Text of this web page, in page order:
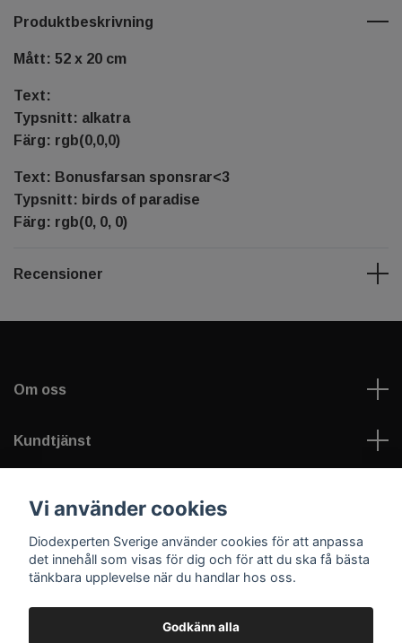
Produktbeskrivning
Mått: 52 x 20 cm
Text:
Typsnitt: alkatra
Färg: rgb(0,0,0)
Text: Bonusfarsan sponsrar<3
Typsnitt: birds of paradise
Färg: rgb(0, 0, 0)
Recensioner
Om oss
Kundtjänst
Sociala medier
Vi använder cookies
Diodexperten Sverige använder cookies för att anpassa
det innehåll som visas för dig och för att du ska få bästa
tänkbara upplevelse när du handlar hos oss.
Godkänn alla